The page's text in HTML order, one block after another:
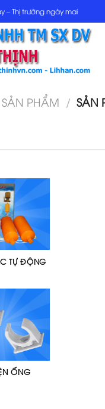
– Thị trường ngày mai
SẢN PHẨM / SẢN
TỰ ĐỘNG
ỐNG